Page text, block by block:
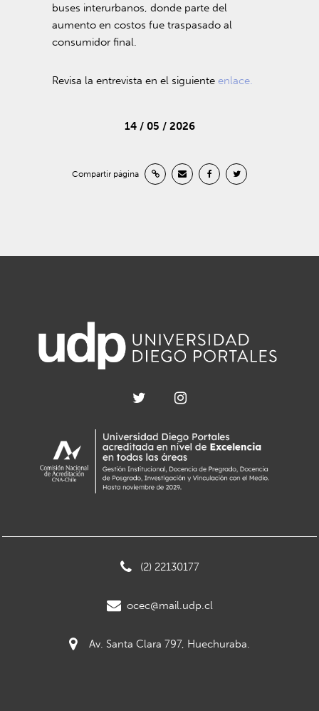
buses interurbanos, donde parte del
aumento en costos fue traspasado al
consumidor final.
Revisa la entrevista en el siguienteenlace.
14 / 05 / 2026
Compartir página
(2) 22130177
ocec@mail.udp.cl
Av. Santa Clara 797, Huechuraba.